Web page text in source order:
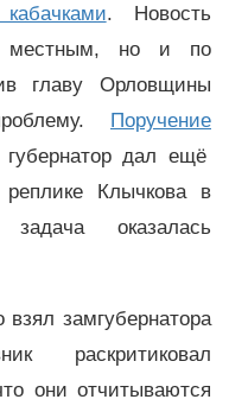
. Новость
местным, но и по
главу Орловщины
Поручение
дал ещё
Клычкова в
оказалась
замгубернатора
раскритиковал
они отчитываются